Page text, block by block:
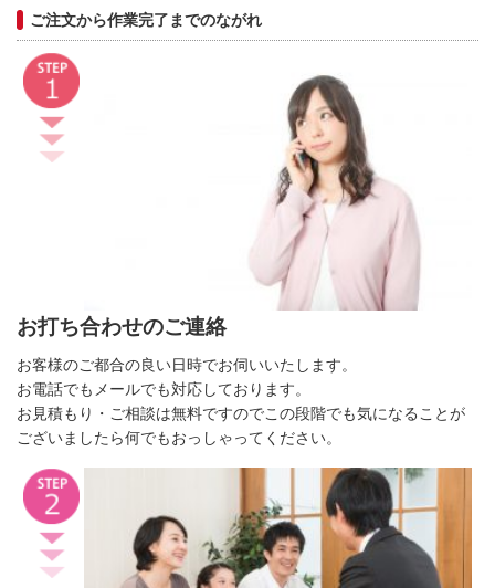
ご注文から作業完了までのながれ
お打ち合わせのご連絡
お客様のご都合の良い日時でお伺いいたします。
お電話でもメールでも対応しております。
お見積もり・ご相談は無料ですのでこの段階でも気になることが
ございましたら何でもおっしゃってください。